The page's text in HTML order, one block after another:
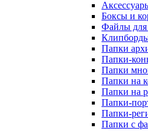
Боксы и
Файлы для
Папки
Папки-
Папки
Папки на
Папки на
Папки-
Папки-
Папки с